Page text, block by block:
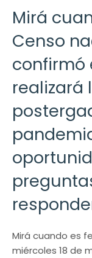
Mirá
Censo
confirmó
realizará
Mirá cuando es
miércoles 18 de